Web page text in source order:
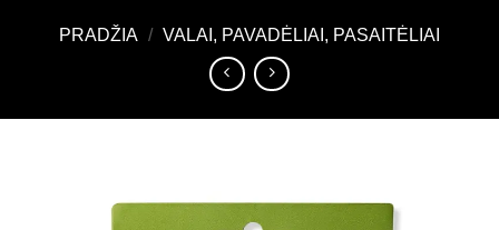
PRADŽIA / VALAI, PAVADĖLIAI, PASAITĖLIAI